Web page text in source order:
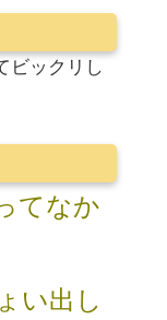
ビックリし
てなか
い出し